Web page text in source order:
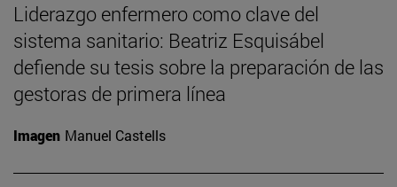
Liderazgo enfermero como clave del
sistema sanitario: Beatriz Esquisábel
defiende su tesis sobre la preparación de las
gestoras de primera línea
Imagen Manuel Castells